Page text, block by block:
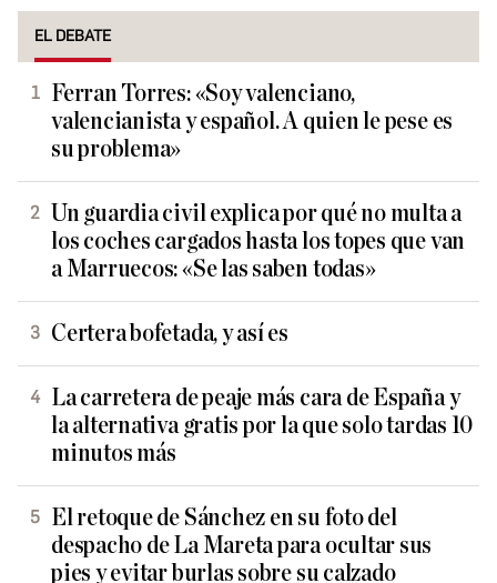
EL DEBATE
Ferran Torres: «Soy valenciano,
valencianista y español. A quien le pese es
su problema»
Un guardia civil explica por qué no multa a
los coches cargados hasta los topes que van
a Marruecos: «Se las saben todas»
Certera bofetada, y así es
La carretera de peaje más cara de España y
la alternativa gratis por la que solo tardas 10
minutos más
El retoque de Sánchez en su foto del
despacho de La Mareta para ocultar sus
pies y evitar burlas sobre su calzado